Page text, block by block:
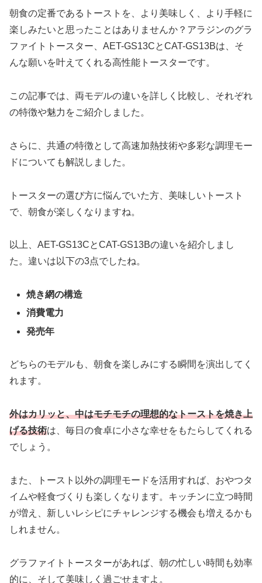
朝食の定番であるトーストを、より美味しく、より手軽に
楽しみたいと思ったことはありませんか？アラジンのグラ
ファイトトースター、AET-GS13CとCAT-GS13Bは、そ
んな願いを叶えてくれる高性能トースターです。
この記事では、両モデルの違いを詳しく比較し、それぞれ
の特徴や魅力をご紹介しました。
さらに、共通の特徴として高速加熱技術や多彩な調理モー
ドについても解説しました。
トースターの選び方に悩んでいた方、美味しいトースト
で、朝食が楽しくなりますね。
以上、AET-GS13CとCAT-GS13Bの違いを紹介しまし
た。違いは以下の3点でしたね。
焼き網の構造
消費電力
発売年
どちらのモデルも、朝食を楽しみにする瞬間を演出してく
れます。
外はカリッと、中はモチモチの理想的なトーストを焼き上
げる技術は、毎日の食卓に小さな幸せをもたらしてくれる
でしょう。
また、トースト以外の調理モードを活用すれば、おやつタ
イムや軽食づくりも楽しくなります。キッチンに立つ時間
が増え、新しいレシピにチャレンジする機会も増えるかも
しれません。
グラファイトトースターがあれば、朝の忙しい時間も効率
的に、そして美味しく過ごせますよ。